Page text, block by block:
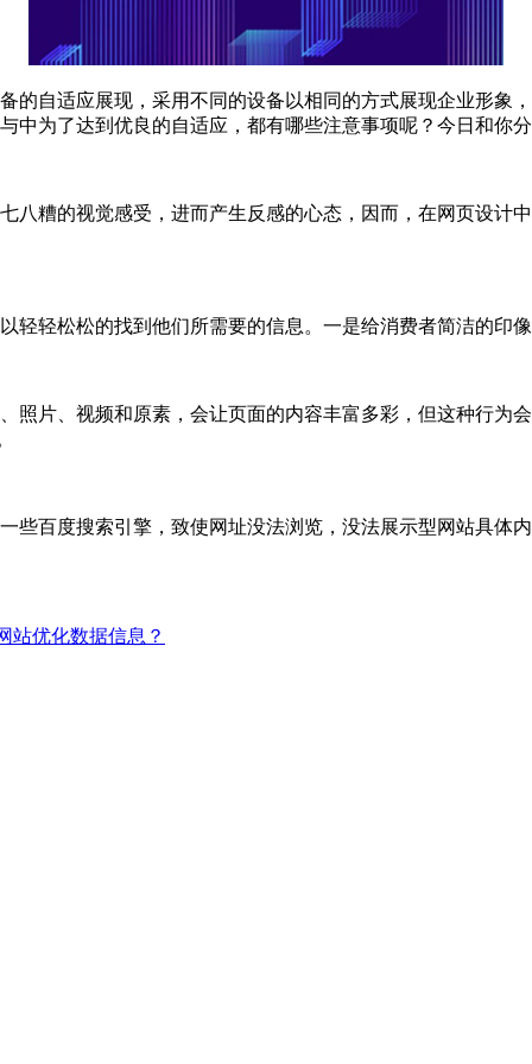
的自适应展现，采用不同的设备以相同的方式展现企业形象
中为了达到优良的自适应，都有哪些注意事项呢？今日和你
八糟的视觉感受，进而产生反感的心态，因而，在网页设计
轻轻松松的找到他们所需要的信息。一是给消费者简洁的印
照片、视频和原素，会让页面的内容丰富多彩，但这种行为
些百度搜索引擎，致使网址没法浏览，没法展示型网站具体
站优化数据信息？